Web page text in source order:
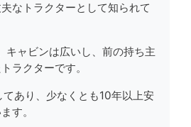
なトラクターとして知られて
ャビンは広いし、前の持ち主
ラクターです。
あり、少なくとも10年以上安
す。